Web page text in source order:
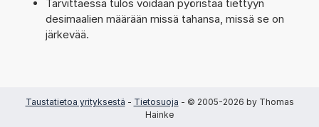
Tarvittaessa tulos voidaan pyöristää tiettyyn
desimaalien määrään missä tahansa, missä se on
järkevää.
Taustatietoa yrityksestä - Tietosuoja - © 2005-2026 by Thomas
Hainke